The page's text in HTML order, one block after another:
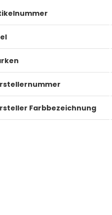
Farbbezeichnung